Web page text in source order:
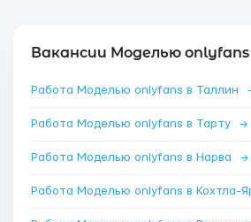
Вакансии Моделью onlyfans
Работа Моделью onlyfans в Таллин
Работа Моделью onlyfans в Тарту →
Работа Моделью onlyfans в Нарва →
Работа Моделью onlyfans в Кохтла-